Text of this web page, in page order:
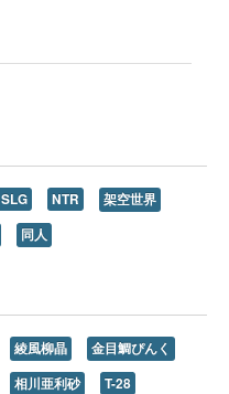
SLG NTR
架空世界
同人
綾風柳晶
金目鯛ぴんく
相川亜利砂 T-28